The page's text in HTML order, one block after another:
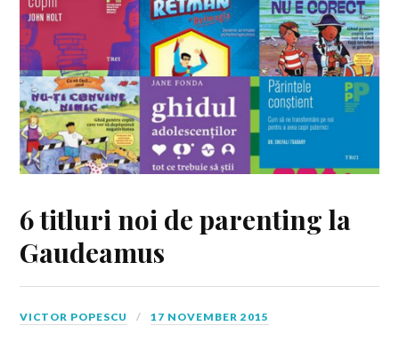
6 titluri noi de parenting la
Gaudeamus
VICTOR POPESCU 17 NOVEMBER 2015